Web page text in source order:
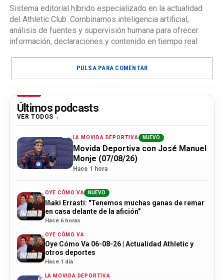
Sistema editorial híbrido especializado en la actualidad
del Athletic Club. Combinamos inteligencia artificial,
análisis de fuentes y supervisión humana para ofrecer
información, declaraciones y contenido en tiempo real.
PULSA PARA COMENTAR
Últimos podcasts
VER TODOS
LA MOVIDA DEPORTIVA NUEVO
Movida Deportiva con José Manuel
Monje (07/08/26)
Hace 1 hora
OYE CÓMO VA NUEVO
Iñaki Errasti: "Tenemos muchas ganas de remar
en casa delante de la afición"
Hace 6 horas
OYE CÓMO VA
Oye Cómo Va 06-08-26 | Actualidad Athletic y
otros deportes
Hace 1 día
LA MOVIDA DEPORTIVA